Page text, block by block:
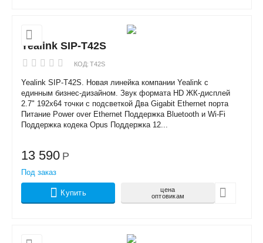
Yealink SIP-T42S
КОД: T42S
Yealink SIP-T42S. Новая линейка компании Yealink с
единным бизнес-дизайном. Звук формата HD ЖК-дисплей
2.7" 192x64 точки с подсветкой Два Gigabit Ethernet порта
Питание Power over Ethernet Поддержка Bluetooth и Wi-Fi
Поддержка кодека Opus Поддержка 12...
13 590 Р
Под заказ
Купить
цена
оптовикам